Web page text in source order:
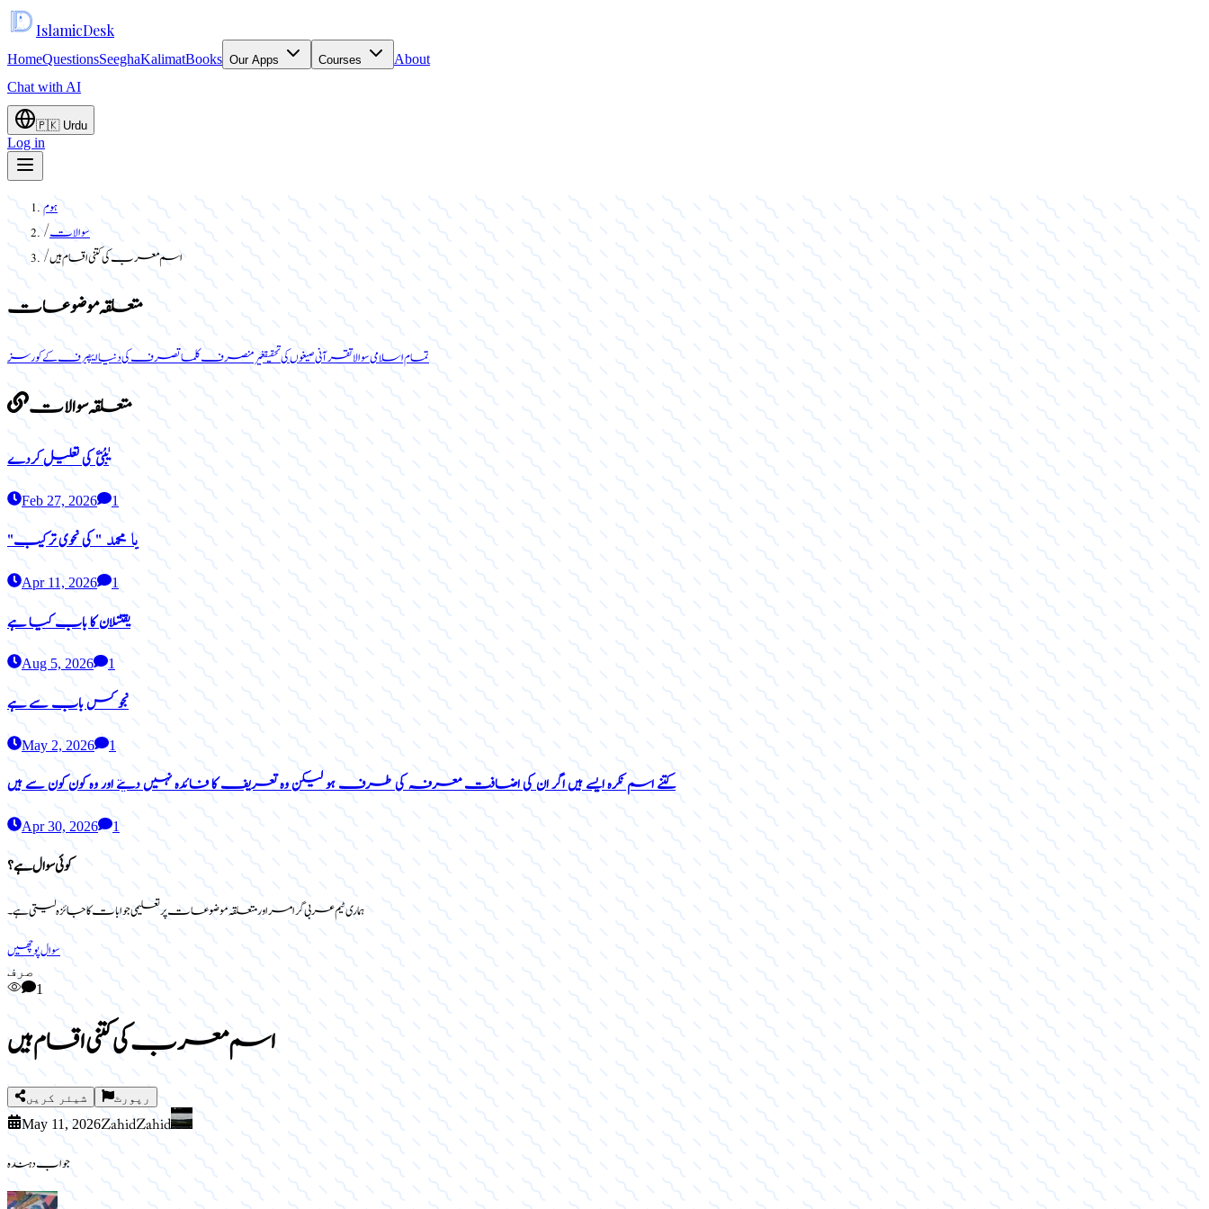
IslamicDesk
HomeQuestionsSeeghaKalimatBooks Our Apps Courses
About
Chat with AI
🇵🇰 Urdu
Log in
ہوم
/سوالات
/اسم معرب کی کتنی اقسام ہیں
متعلقہ موضوعات
تمام اسلامی سوالاتقرآنی صیغوں کی تحقیقغیر منصرف کلماتصرف کی دنیا ایپصرف کے کورسز
متعلقہ سوالات
یٰبُنیَّ کی تعلیل کردے
Feb 27, 2026 1
" یا محمد"کی نحوی ترکیب
Apr 11, 2026 1
یقتتلان کا باب کیا ہے
Aug 5, 2026 1
نجو کس باب سے ہے
May 2, 2026 1
کتنے اسم نکرہ ایسے ہیں اگر ان کی اضافت معرفہ کی طرف ہو لیکن وہ تعریف کا فائدہ نہیں دیتے اور وہ کون کون سے ہیں
Apr 30, 2026 1
کوئی سوال ہے؟
ہماری ٹیم عربی گرامر اور متعلقہ موضوعات پر تعلیمی جوابات کا جائزہ لیتی ہے۔
سوال پوچھیں
صرف
1
اسم معرب کی کتنی اقسام ہیں
شیئر کریں رپورٹ
May 11, 2026Zahid Zahid
جواب دہندہ